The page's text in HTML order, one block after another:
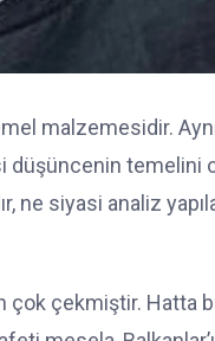
malzemesidir.
düşüncenin
ne siyasi analiz
çekmiştir. Hatta